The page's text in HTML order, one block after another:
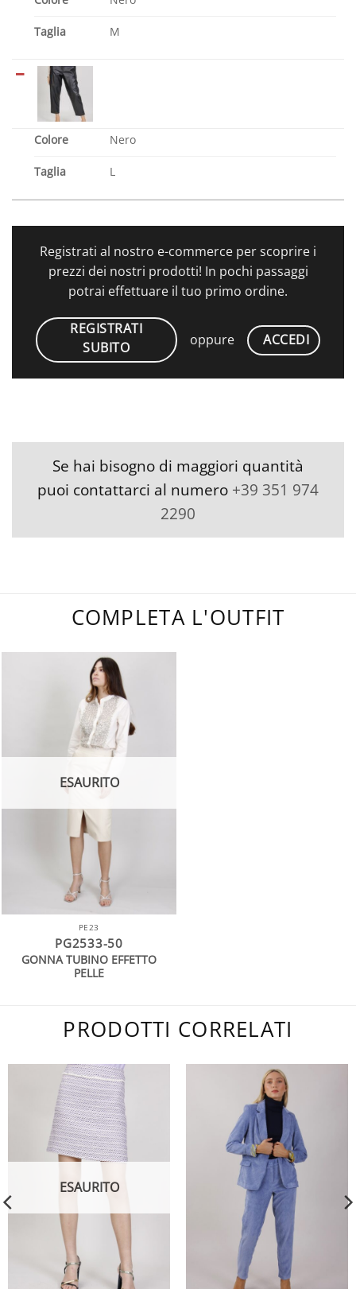
Taglia M
Colore Nero
Taglia L
Registrati al nostro e-commerce per scoprire i
prezzi dei nostri prodotti! In pochi passaggi
potrai effettuare il tuo primo ordine.
REGISTRATI
SUBITO
oppure ACCEDI
Se hai bisogno di maggiori quantità
puoi contattarci al numero +39 351 974
2290
COMPLETA L'OUTFIT
ESAURITO
PE23
PG2533-50
GONNA TUBINO EFFETTO
PELLE
PRODOTTI CORRELATI
ESAURITO